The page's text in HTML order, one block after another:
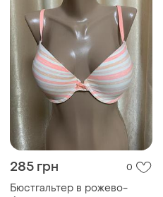
285 грн
Бюстгальтер в рожево-
бежеву стрічку поролон,
розмір l/ xl 80с /85с
80C